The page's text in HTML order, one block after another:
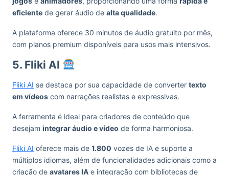
eficiente de gerar áudio de alta qualidade.
A plataforma oferece 30 minutos de áudio gratuito por mês,
com planos premium disponíveis para usos mais intensivos.
5. Fliki AI
Fliki AI se destaca por sua capacidade de converter texto
em vídeos com narrações realistas e expressivas.
A ferramenta é ideal para criadores de conteúdo que
desejam integrar áudio e vídeo de forma harmoniosa.
Fliki AI oferece mais de 1.800 vozes de IA e suporte a
múltiplos idiomas, além de funcionalidades adicionais como a
criação de avatares IA e integração com bibliotecas de